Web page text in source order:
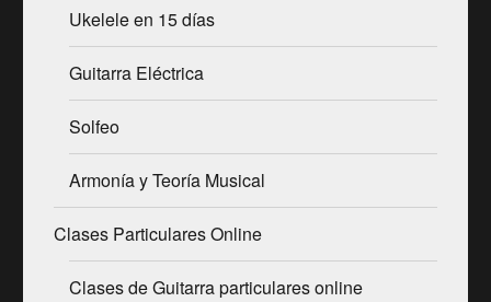
Ukelele en 15 días
Guitarra Eléctrica
Solfeo
Armonía y Teoría Musical
Clases Particulares Online
Clases de Guitarra particulares online